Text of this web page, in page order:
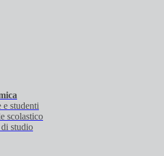
e studenti
scolastico
studio